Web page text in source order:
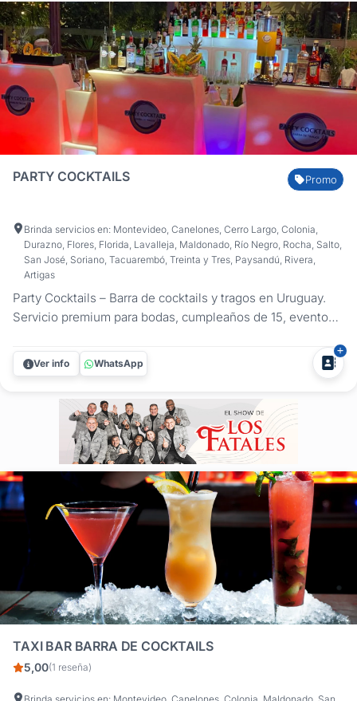
PARTY COCKTAILS Promo
Brinda servicios en: Montevideo, Canelones, Cerro Largo, Colonia,
Durazno, Flores, Florida, Lavalleja, Maldonado, Río Negro, Rocha, Salto,
San José, Soriano, Tacuarembó, Treinta y Tres, Paysandú, Rivera,
Artigas
Party Cocktails – Barra de cocktails y tragos en Uruguay.
Servicio premium para bodas, cumpleaños de 15, eventos
autor. ¿Buscás profesionalismo y sabor en tu próximo
evento? Party Cocktails es la solución integral en barras
Ver info WhatsApp
TAXI BAR BARRA DE COCKTAILS
5,00(1 reseña)